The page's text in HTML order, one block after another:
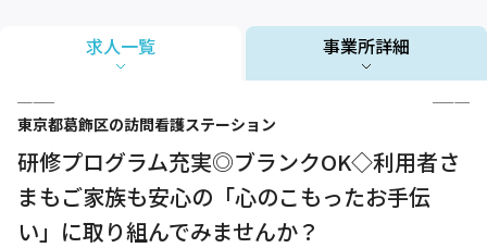
求人一覧 事業所詳細
1 / 3
東京都葛飾区の訪問看護ステーション
研修プログラム充実◎ブランクOK◇利用者さ
まもご家族も安心の「心のこもったお手伝
い」に取り組んでみませんか？